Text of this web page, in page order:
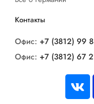
Контакты
Офис: +7 (3812) 99
Офис: +7 (3812) 67